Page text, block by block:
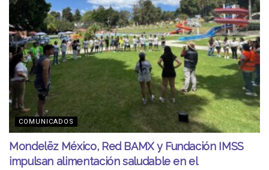
COMUNICADOS
Mondelēz México, Red BAMX y Fundación IMSS
impulsan alimentación saludable en el